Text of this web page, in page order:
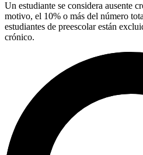
Un estudiante se considera ausente
motivo, el 10% o más del número
estudiantes de preescolar están
crónico.